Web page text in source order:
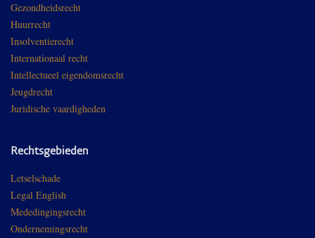
Gezondheidsrecht
Huurrecht
Insolventierecht
Internationaal recht
Intellectueel eigendomsrecht
Jeugdrecht
Juridische vaardigheden
Rechtsgebieden
Letselschade
Legal English
Mededingingsrecht
Ondernemingsrecht